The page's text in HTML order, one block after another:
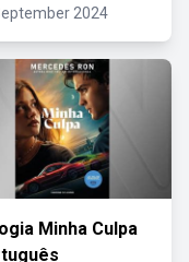
2024
Minha Culpa